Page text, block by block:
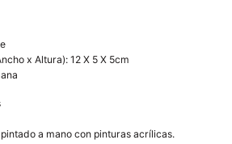
x Altura): 12 X 5 X 5cm
a mano con pinturas acrílicas.